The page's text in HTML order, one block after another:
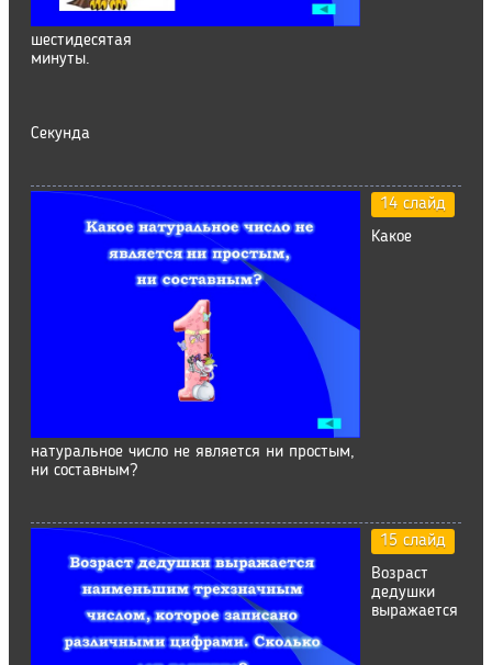
шестидесятая
минуты.
Секунда
14 слайд
Какое
натуральное число не является ни простым,
ни составным?
15 слайд
Возраст
дедушки
выражается